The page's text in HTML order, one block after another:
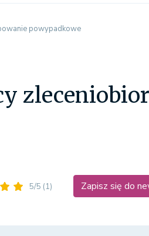
powypadkowe
5/5 (1) Zapisz się do